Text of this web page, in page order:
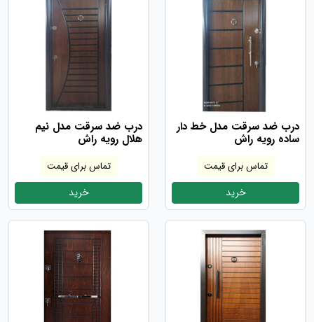
درب ضد سرقت مدل خط دار
ساده رویه راش
تماس برای قیمت
خرید
درب ضد سرقت مدل نیم
هلال رویه راش
تماس برای قیمت
خرید